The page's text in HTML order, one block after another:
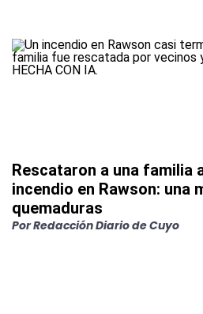
Rescataron a una familia
incendio en Rawson: una
quemaduras
PorRedacción Diario de Cuyo